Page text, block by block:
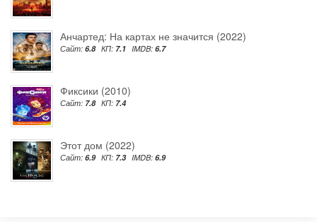
Анчартед: На картах не значится (2022)
Сайт: 6.8 КП: 7.1 IMDB: 6.7
Фиксики (2010)
Сайт: 7.8 КП: 7.4
Этот дом (2022)
Сайт: 6.9 КП: 7.3 IMDB: 6.9